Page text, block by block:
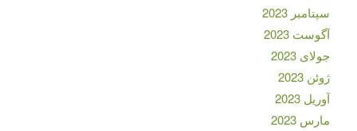
سپتامبر 2023
آگوست 2023
جولای 2023
ژوئن 2023
آوریل 2023
مارس 2023